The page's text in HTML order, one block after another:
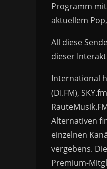
Programm
aktuellem
All diese
dieser
International
(DI.FM),
Alternativen
einzelnen
vergebens.
Premium-